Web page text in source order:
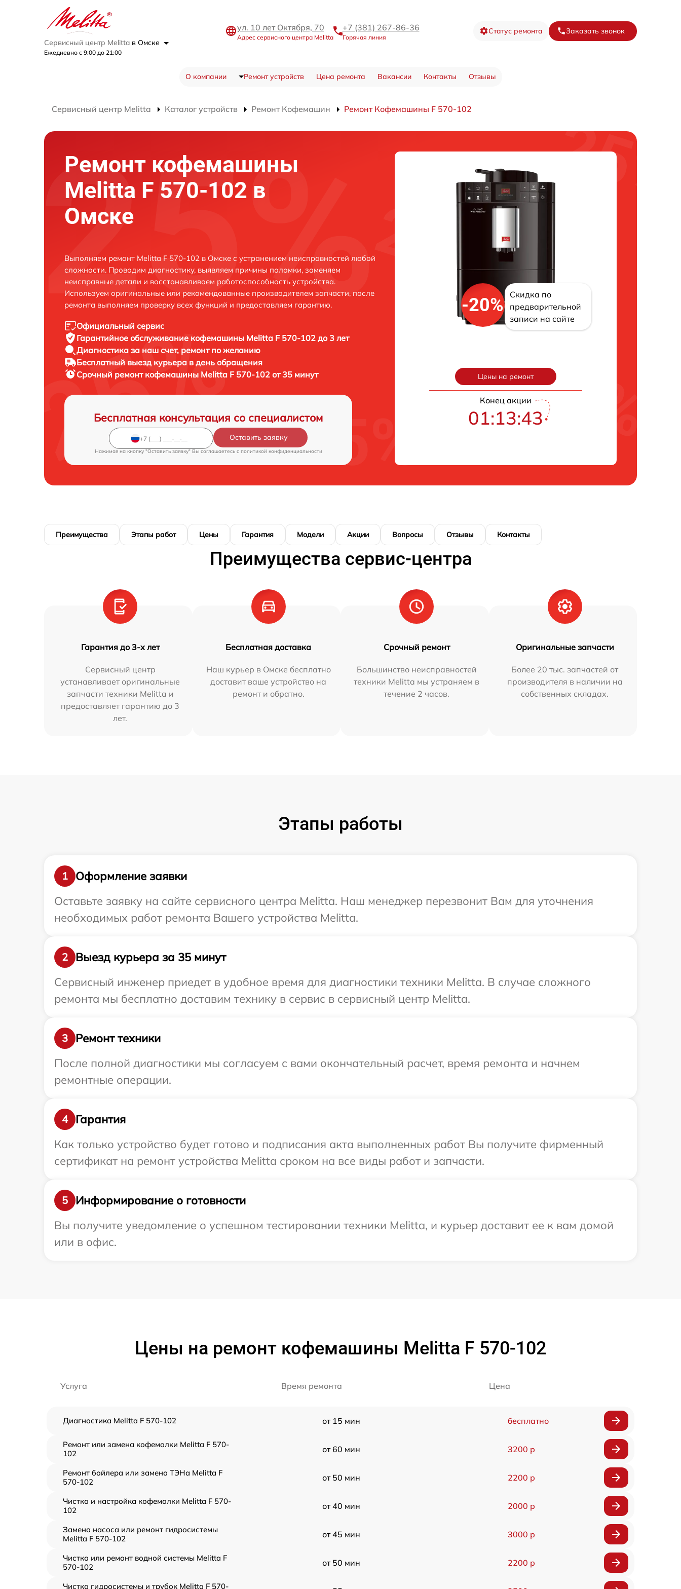
Сервисный центр Melitta в Омске
Ежедневно с 9:00 до 21:00
ул. 10 лет Октября, 70
Адрес сервисного центра Melitta
+7 (381) 267-86-36
Горячая линия
Статус ремонта Заказать звонок
О компании Ремонт устройств Цена ремонта Вакансии Контакты Отзывы
Сервисный центр Melitta Каталог устройств Ремонт Кофемашин Ремонт Кофемашины F 570-102
Ремонт кофемашины
Melitta F 570-102 в
Омске
Выполняем ремонт Melitta F 570-102 в Омске с устранением неисправностей любой
сложности. Проводим диагностику, выявляем причины поломки, заменяем
неисправные детали и восстанавливаем работоспособность устройства.
Используем оригинальные или рекомендованные производителем запчасти, после
ремонта выполняем проверку всех функций и предоставляем гарантию.
Официальный сервис
Гарантийное обслуживание кофемашины Melitta F 570-102 до 3 лет
Диагностика за наш счет, ремонт по желанию
Бесплатный выезд курьера в день обращения
Срочный ремонт кофемашины Melitta F 570-102 от 35 минут
Бесплатная консультация со специалистом
Оставить заявку
Нажимая на кнопку "Оставить заявку" Вы соглашаетесь c политикой конфиденциальности
-20%
Скидка по
предварительной
записи на сайте
Цены на ремонт
Конец акции
01:13:42
Преимущества Этапы работ Цены Гарантия Модели Акции Вопросы Отзывы Контакты
Преимущества сервис-центра
Гарантия до 3-х лет
Сервисный центр
устанавливает оригинальные
запчасти техники Melitta и
предоставляет гарантию до 3
лет.
Бесплатная доставка
Наш курьер в Омске бесплатно
доставит ваше устройство на
ремонт и обратно.
Срочный ремонт
Большинство неисправностей
техники Melitta мы устраняем в
течение 2 часов.
Оригинальные запчасти
Более 20 тыс. запчастей от
производителя в наличии на
собственных складах.
Этапы работы
1
Оформление заявки
Оставьте заявку на сайте сервисного центра Melitta. Наш менеджер перезвонит Вам для уточнения
необходимых работ ремонта Вашего устройства Melitta.
2
Выезд курьера за 35 минут
Сервисный инженер приедет в удобное время для диагностики техники Melitta. В случае сложного
ремонта мы бесплатно доставим технику в сервис в сервисный центр Melitta.
3
Ремонт техники
После полной диагностики мы согласуем с вами окончательный расчет, время ремонта и начнем
ремонтные операции.
4
Гарантия
Как только устройство будет готово и подписания акта выполненных работ Вы получите фирменный
сертификат на ремонт устройства Melitta сроком на все виды работ и запчасти.
5
Информирование о готовности
Вы получите уведомление о успешном тестировании техники Melitta, и курьер доставит ее к вам домой
или в офис.
Цены на ремонт кофемашины Melitta F 570-102
Услуга Время ремонта Цена
Диагностика Melitta F 570-102 от 15 мин бесплатно
Ремонт или замена кофемолки Melitta F 570-
102
от 60 мин 3200 р
Ремонт бойлера или замена ТЭНа Melitta F
570-102
от 50 мин 2200 р
Чистка и настройка кофемолки Melitta F 570-
102
от 40 мин 2000 р
Замена насоса или ремонт гидросистемы
Melitta F 570-102
от 45 мин 3000 р
Чистка или ремонт водной системы Melitta F
570-102
от 50 мин 2200 р
Чистка гидросистемы и трубок Melitta F 570-